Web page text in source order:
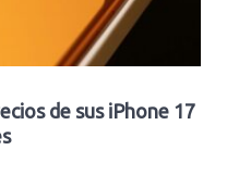
de sus iPhone 17